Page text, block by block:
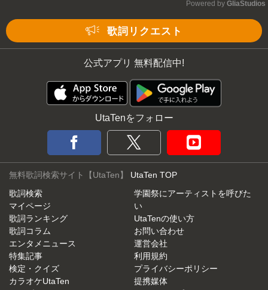
Powered by GliaStudios
歌詞リクエスト
公式アプリ 無料配信中!
UtaTenをフォロー
無料歌詞検索サイト【UtaTen】 UtaTen TOP
歌詞検索
マイページ
歌詞ランキング
歌詞コラム
エンタメニュース
特集記事
検定・クイズ
カラオケUtaTen
学園祭にアーティストを呼びた
い
UtaTenの使い方
お問い合わせ
運営会社
利用規約
プライバシーポリシー
提携媒体